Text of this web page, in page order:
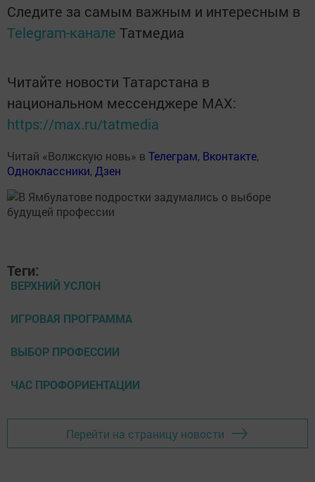
Следите за самым важным и интересным в
Telegram-канале Татмедиа
Читайте новости Татарстана в
национальном мессенджере MАХ:
https://max.ru/tatmedia
Читай «Волжскую новь» в Телеграм, Вконтакте,
Одноклассники, Дзен
Теги:
ВЕРХНИЙ УСЛОН
ИГРОВАЯ ПРОГРАММА
ВЫБОР ПРОФЕССИИ
ЧАС ПРОФОРИЕНТАЦИИ
Перейти на страницу новости